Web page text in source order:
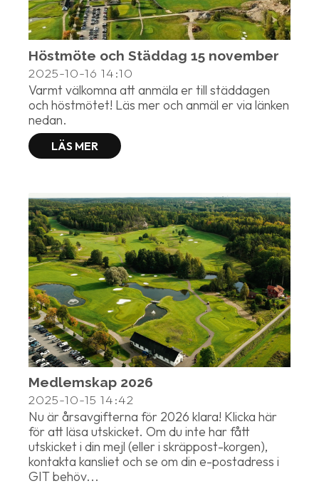
Höstmöte och Städdag 15 november
2025-10-16 14:10
Varmt välkomna att anmäla er till städdagen
och höstmötet! Läs mer och anmäl er via länken
nedan.
LÄS MER
Medlemskap 2026
2025-10-15 14:42
Nu är årsavgifterna för 2026 klara! Klicka här
för att läsa utskicket. Om du inte har fått
utskicket i din mejl (eller i skräppost-korgen),
kontakta kansliet och se om din e-postadress i
GIT behöv...